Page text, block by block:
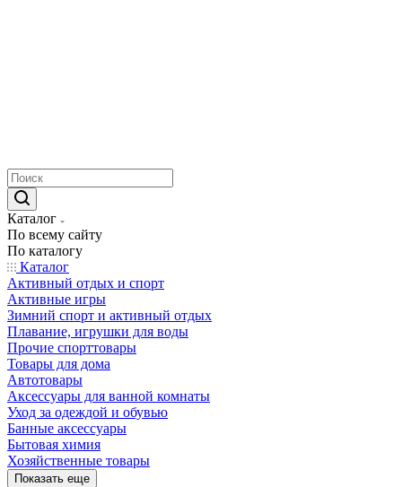
Каталог
По всему сайту
По каталогу
Каталог
Активный отдых и спорт
Активные игры
Зимний спорт и активный отдых
Плавание, игрушки для воды
Прочие спорттовары
Товары для дома
Автотовары
Аксессуары для ванной комнаты
Уход за одеждой и обувью
Банные аксессуары
Бытовая химия
Хозяйственные товары
Показать еще